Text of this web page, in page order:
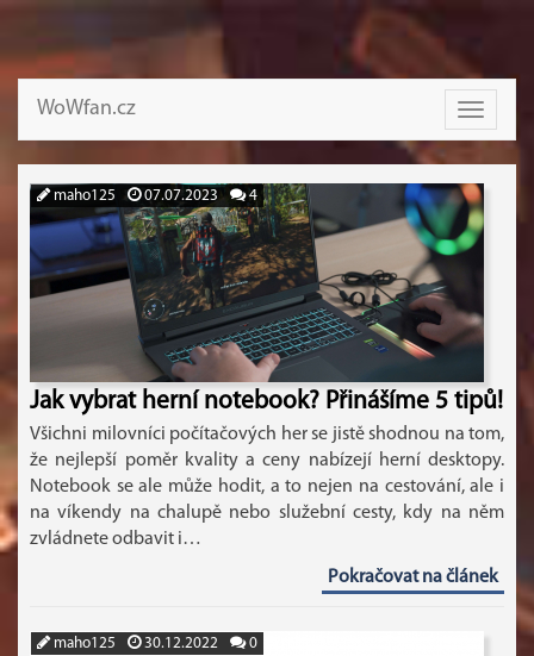
Toggle
WoWfan.cz
maho125 07.07.2023 4
Jak vybrat herní notebook? Přinášíme 5 tipů!
Všichni milovníci počítačových her se jistě shodnou na tom,
že nejlepší poměr kvality a ceny nabízejí herní desktopy.
Notebook se ale může hodit, a to nejen na cestování, ale i
na víkendy na chalupě nebo služební cesty, kdy na něm
zvládnete odbavit i…
Pokračovat na článek
maho125 30.12.2022 0